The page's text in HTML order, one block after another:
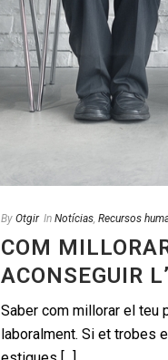
By Otgir In Notícias, Recursos
COM
ACONSEGUIR
Saber com millorar el teu
laboralment. Si et trobes